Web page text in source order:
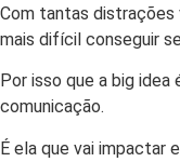
Com tantas distrações
mais difícil conseguir
Por isso que a big
comunicação.
É ela que vai impactar